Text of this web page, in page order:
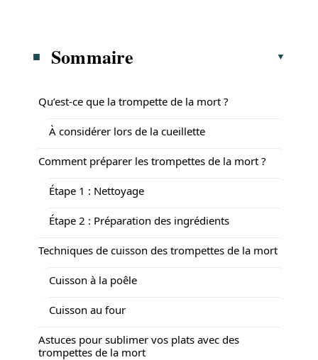
Sommaire
Qu’est-ce que la trompette de la mort ?
À considérer lors de la cueillette
Comment préparer les trompettes de la mort ?
Étape 1 : Nettoyage
Étape 2 : Préparation des ingrédients
Techniques de cuisson des trompettes de la mort
Cuisson à la poêle
Cuisson au four
Astuces pour sublimer vos plats avec des
trompettes de la mort